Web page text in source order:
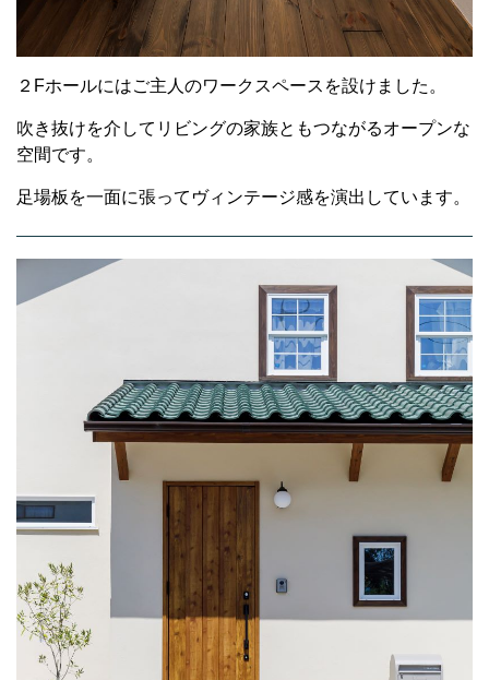
２Fホールにはご主人のワークスペースを設けました。
吹き抜けを介してリビングの家族ともつながるオープンな
空間です。
足場板を一面に張ってヴィンテージ感を演出しています。